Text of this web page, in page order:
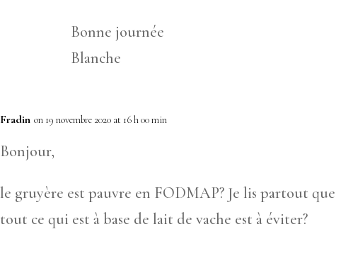
Bonne journée
Blanche
Fradin on 19 novembre 2020 at 16 h 00 min
Bonjour,
le gruyère est pauvre en FODMAP? Je lis partout que
tout ce qui est à base de lait de vache est à éviter?